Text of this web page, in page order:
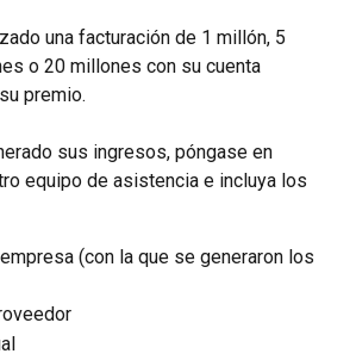
una facturación de 1 millón, 5
o 20 millones con su cuenta
premio.
sus ingresos, póngase en
equipo de asistencia e incluya los
(con la que se generaron los